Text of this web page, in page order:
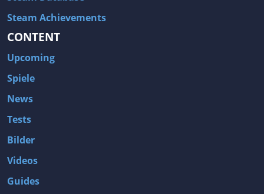
Steam Achievements
CONTENT
Upcoming
Spiele
News
Tests
Bilder
Videos
Guides